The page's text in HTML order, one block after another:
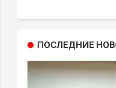
ПОСЛЕДНИЕ